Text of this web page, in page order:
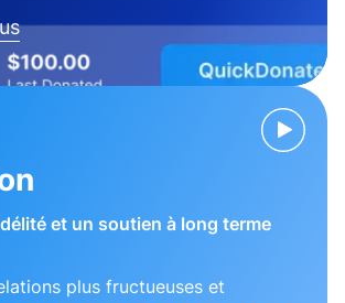
et un soutien à long terme
plus fructueuses et